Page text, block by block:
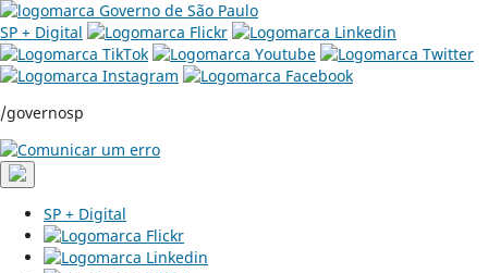
SP + Digital
/governosp
SP + Digital